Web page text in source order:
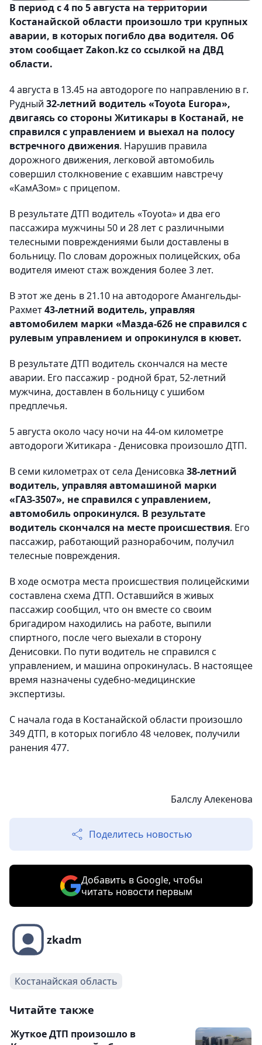
В период с 4 по 5 августа на территории
Костанайской области произошло три крупных
аварии, в которых погибло два водителя. Об
этом сообщает Zakon.kz со ссылкой на ДВД
области.
4 августа в 13.45 на автодороге по направлению в г.
Рудный 32-летний водитель «Toyota Europa»,
двигаясь со стороны Житикары в Костанай, не
справился с управлением и выехал на полосу
встречного движения. Нарушив правила
дорожного движения, легковой автомобиль
совершил столкновение с ехавшим навстречу
«КамАЗом» с прицепом.
В результате ДТП водитель «Toyota» и два его
пассажира мужчины 50 и 28 лет с различными
телесными повреждениями были доставлены в
больницу. По словам дорожных полицейских, оба
водителя имеют стаж вождения более 3 лет.
В этот же день в 21.10 на автодороге Амангельды-
Рахмет43-летний водитель, управляя
автомобилем марки «Мазда-626 не справился с
рулевым управлением и опрокинулся в кювет.
В результате ДТП водитель скончался на месте
аварии. Его пассажир - родной брат, 52-летний
мужчина, доставлен в больницу с ушибом
предплечья.
5 августа около часу ночи на 44-ом километре
автодороги Житикара - Денисовка произошло ДТП.
В семи километрах от села Денисовка 38-летний
водитель, управляя автомашиной марки
«ГАЗ-3507», не справился с управлением,
автомобиль опрокинулся. В результате
водитель скончался на месте происшествия. Его
пассажир, работающий разнорабочим, получил
телесные повреждения.
В ходе осмотра места происшествия полицейскими
составлена схема ДТП. Оставшийся в живых
пассажир сообщил, что он вместе со своим
бригадиром находились на работе, выпили
спиртного, после чего выехали в сторону
Денисовки. По пути водитель не справился с
управлением, и машина опрокинулась. В настоящее
время назначены судебно-медицинские
экспертизы.
С начала года в Костанайской области произошло
349 ДТП, в которых погибло 48 человек, получили
ранения 477.
Балслу Алекенова
Поделитесь новостью
Добавить в Google, чтобы
читать новости первым
zkadm
Костанайская область
Читайте также
Жуткое ДТП произошло в